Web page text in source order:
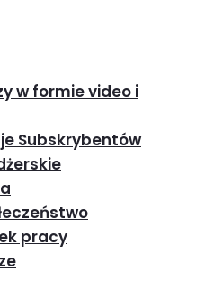
w formie video i
Subskrybentów
pracy